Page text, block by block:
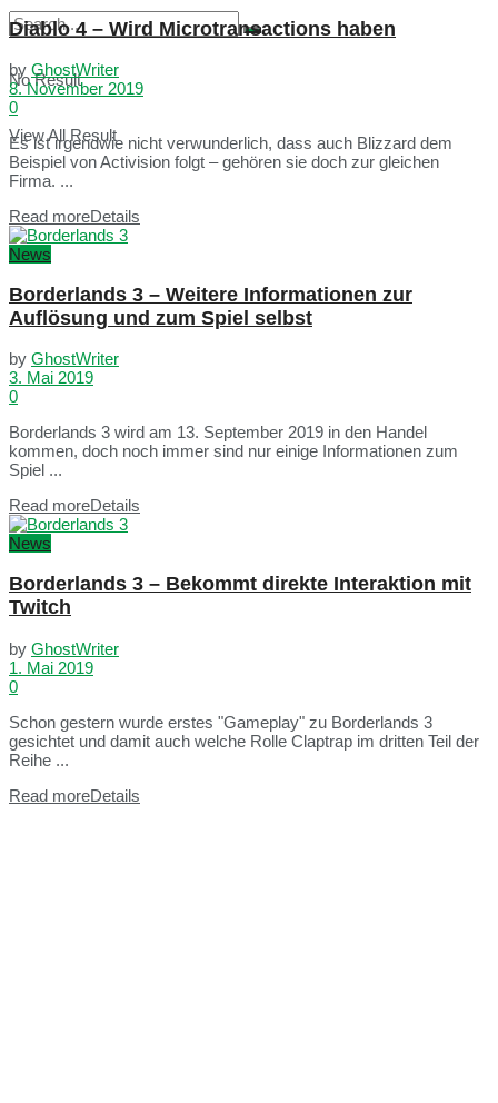
No Result
View All Result
Diablo 4 – Wird Microtransactions haben
by GhostWriter
8. November 2019
0
Es ist irgendwie nicht verwunderlich, dass auch Blizzard dem
Beispiel von Activision folgt – gehören sie doch zur gleichen
Firma. ...
Read moreDetails
News
Borderlands 3 – Weitere Informationen zur
Auflösung und zum Spiel selbst
by GhostWriter
3. Mai 2019
0
Borderlands 3 wird am 13. September 2019 in den Handel
kommen, doch noch immer sind nur einige Informationen zum
Spiel ...
Read moreDetails
News
Borderlands 3 – Bekommt direkte Interaktion mit
Twitch
by GhostWriter
1. Mai 2019
0
Schon gestern wurde erstes "Gameplay" zu Borderlands 3
gesichtet und damit auch welche Rolle Claptrap im dritten Teil der
Reihe ...
Read moreDetails